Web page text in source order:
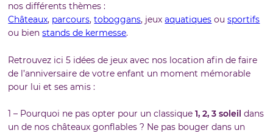
nos différents thèmes :
Châteaux, parcours,toboggans, jeuxaquatiques ousportifs
ou bienstands de kermesse.
Retrouvez ici 5 idées de jeux avec nos location afin de faire
de l’anniversaire de votre enfant un moment mémorable
pour lui et ses amis :
1 – Pourquoi ne pas opter pour un classique1, 2, 3 soleil dans
un de nos châteaux gonflables ? Ne pas bouger dans un